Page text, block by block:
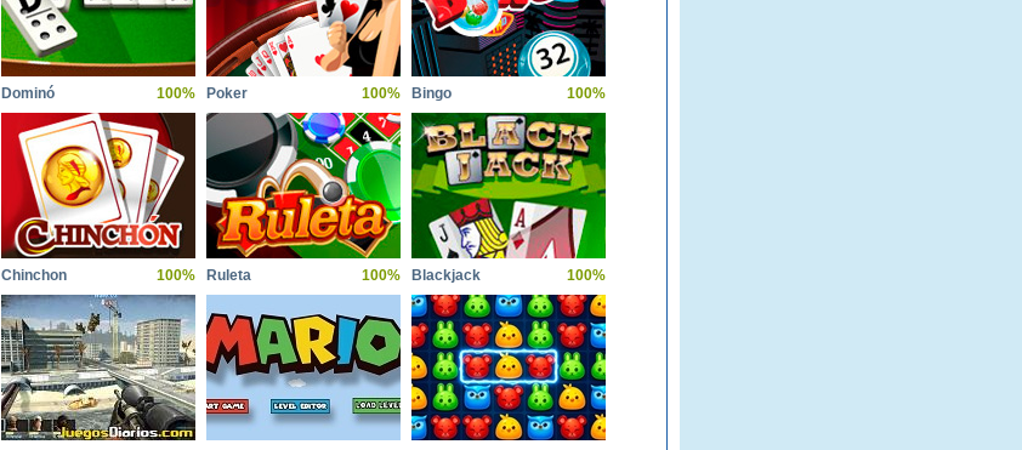
Dominó 100% Poker 100% Bingo 100%
Chinchon 100% Ruleta 100% Blackjack 100%